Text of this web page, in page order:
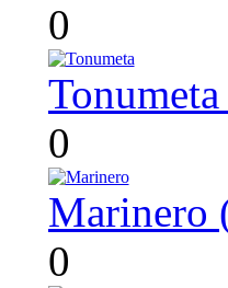
0
0
Marinero
0